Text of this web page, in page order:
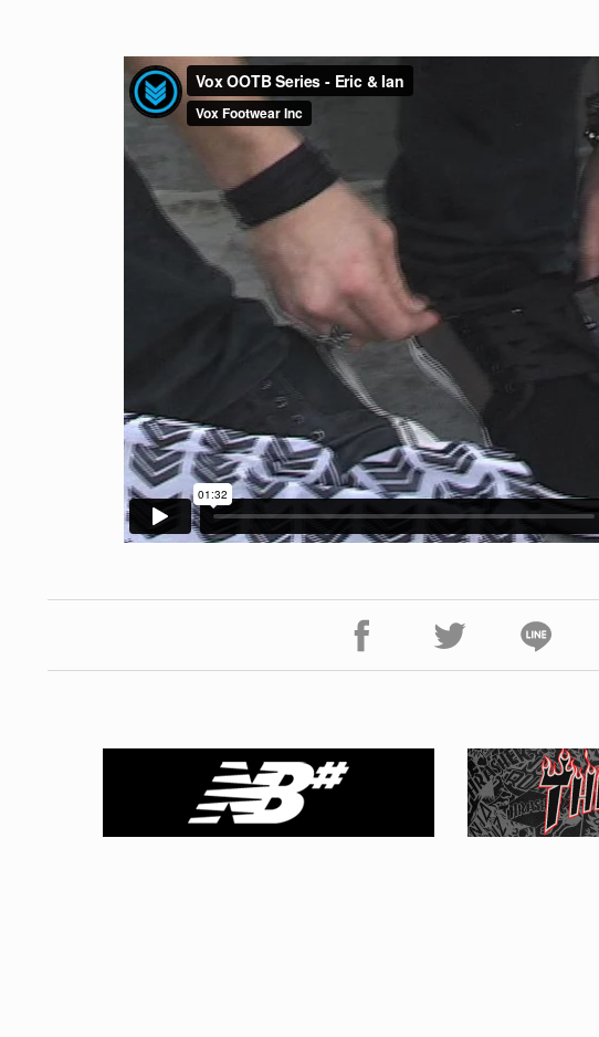
TONY ALVA (ENGLISH)
VOICE OF FREEDOM
AKIRA OZAWA / 尾澤 彰